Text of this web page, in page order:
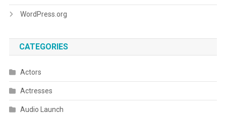
WordPress.org
CATEGORIES
Actors
Actresses
Audio Launch